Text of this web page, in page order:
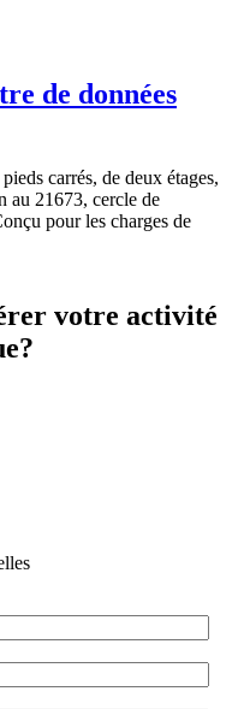
de données
carrés, de deux étages,
au 21673, cercle de
pour les charges de
votre activité